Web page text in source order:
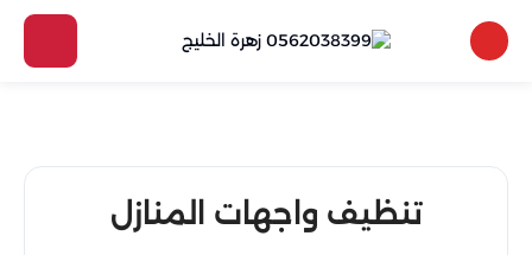
تنظيف واجهات المنازل